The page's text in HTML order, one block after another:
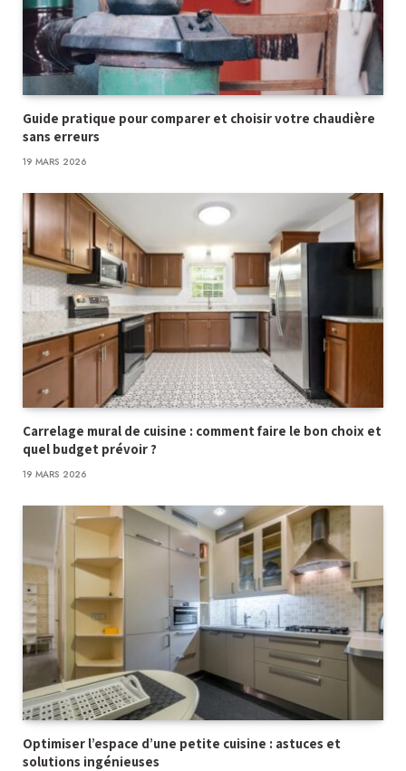
Guide pratique pour comparer et choisir votre chaudière
sans erreurs
19 MARS 2026
Carrelage mural de cuisine : comment faire le bon choix et
quel budget prévoir ?
19 MARS 2026
Optimiser l’espace d’une petite cuisine : astuces et
solutions ingénieuses